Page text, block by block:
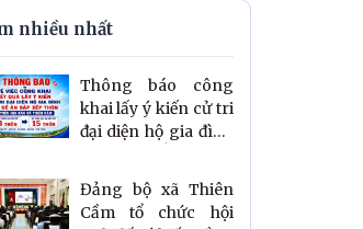
nhiều nhất
Thông báo công
khai lấy ý kiến cử tri
đại diện hộ gia đình
chức và đổi lại tên
thôn trên địa bàn xã
Thiên Cầm
Đảng bộ xã Thiên
Cầm tổ chức hội